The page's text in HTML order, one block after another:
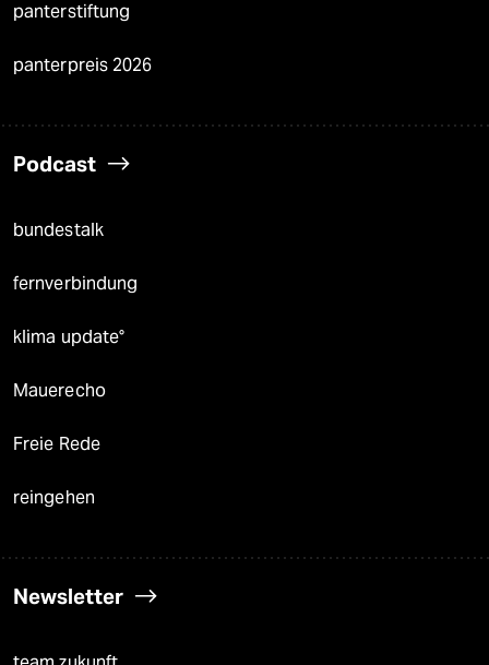
panterstiftung
panterpreis 2026
Podcast
bundestalk
fernverbindung
klima update°
Mauerecho
Freie Rede
reingehen
Newsletter